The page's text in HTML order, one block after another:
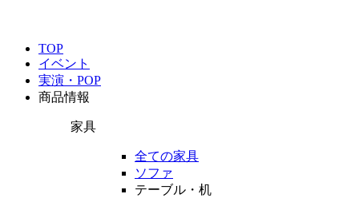
TOP
イベント
実演・POP
商品情報
家具
全ての家具
ソファ
テーブル・机